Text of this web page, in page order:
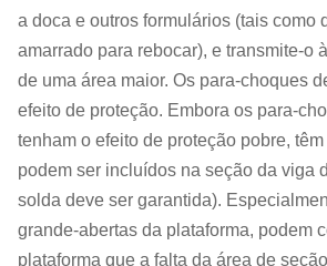
a doca e outros formulários (tais como
amarrado para rebocar), e transmite-o
de uma área maior. Os para-choques
efeito de proteção. Embora os para-
tenham o efeito de proteção pobre,
podem ser incluídos na seção da viga
solda deve ser garantida).
grande-abertas da plataforma, podem
plataforma que a falta da área de